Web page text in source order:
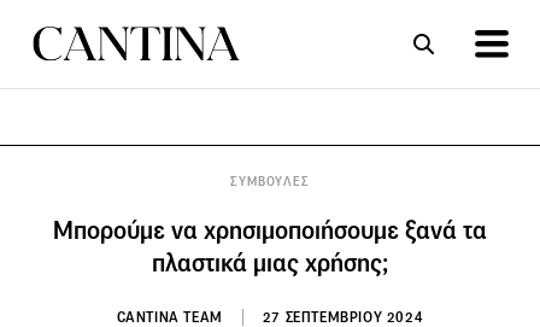
ΣΥΜΒΟΥΛΕΣ
Μπορούμε να χρησιμοποιήσουμε ξανά τα
πλαστικά μιας χρήσης;
CANTINA TEAM 27 ΣΕΠΤΕΜΒΡΙΟΥ 2024